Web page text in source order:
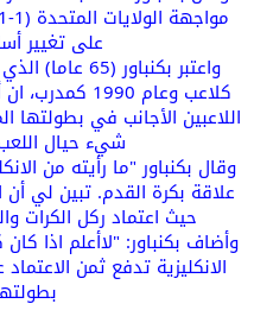
على تغيير
كلاعب وعام
اللاعبين الأجانب في بطولتها
شيء حيال اللعب
وقال بكنباور "ما رأيته من
علاقة بكرة القدم. تبين لي أن
حيث اعتماد ركل الكرات
وأضاف بكنباور: "لاأعلم اذا
الانكليزية تدفع ثمن